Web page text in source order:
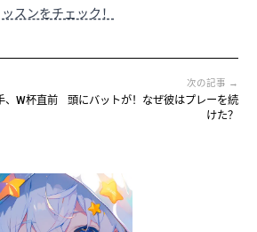
ッスンをチェック！
、W杯直前
次の記事 →
頭にバットが！なぜ彼はプレーを続
けた？